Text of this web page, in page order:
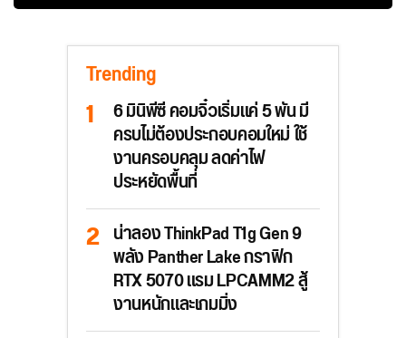
Trending
6 มินิพีซี คอมจิ๋วเริ่มแค่ 5 พัน มี
ครบไม่ต้องประกอบคอมใหม่ ใช้
งานครอบคลุม ลดค่าไฟ
ประหยัดพื้นที่
น่าลอง ThinkPad T1g Gen 9
พลัง Panther Lake กราฟิก
RTX 5070 แรม LPCAMM2 สู้
งานหนักและเกมมิ่ง